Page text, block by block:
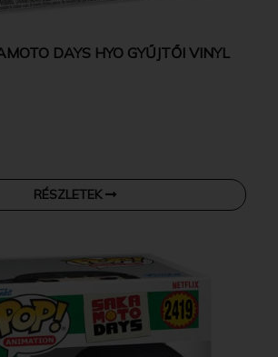
DAYS HYO GYŰJTŐI VINYL
RÉSZLETEK